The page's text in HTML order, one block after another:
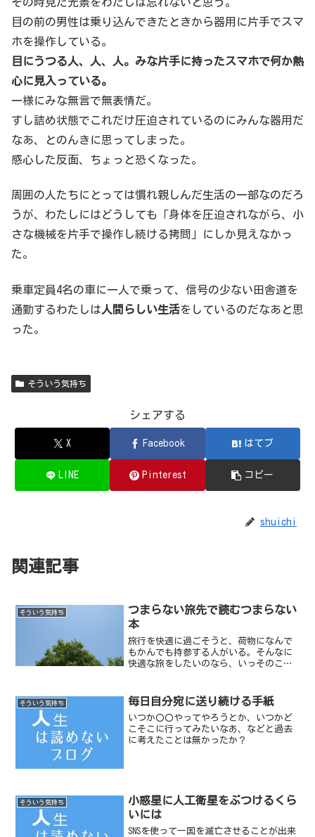
目の前の男性は乗り込んできたときから器用に片手でスマ
ホを操作している。
目にうつる人、人、人。みな片手に持ったスマホで何か熱
心に見入っている。
一様にみな無言で無表情だ。
すし詰め状態でこれだけ圧迫されているのにみんな器用だ
なあ、とのんきに思ってしまった。
感心した反面、ちょっと恐くなった。
周囲の人たちにとっては慣れ親しんだ生活の一部なのだろ
うが、わたしにはどうしても「身体を圧迫されながら、小
さな機械を片手で操作し続ける拷問」にしか見えなかっ
た。
乗車定員4名の車に一人で乗って、信号の少ない田舎道を
通勤するわたしは 人間らしい生活をしているのだなあと思
った。
そういう気持ち
シェアする
X Facebook はてブ
LINE Pinterest コピー
shuichi
関連記事
そういう気持ち
つまらない旅先で読むつまらない
本
旅行を快適に過ごそうと、荷物になんで
もかんでも持参する人がいる。そんなに
快適な旅をしたいのなら、いっそのこと
そういう気持ち 毎日自分宛に送り続ける手紙
いつか〇〇やってやろうとか、いつかど
こそこに行ってみたいなあ、などと過去
に考えたことは無かったか？
そういう気持ち
小惑星に人工衛星をぶつけるくら
いには
SNSを使って一国を滅亡させることが出来